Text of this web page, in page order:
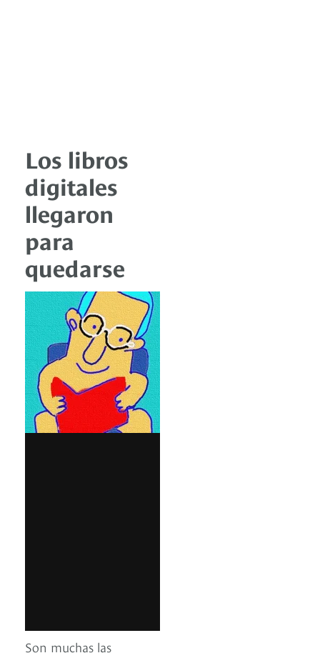
Los libros
digitales
llegaron
para
quedarse
Son muchas las